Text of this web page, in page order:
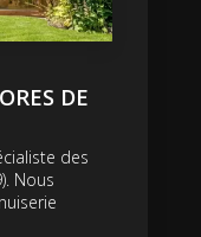
DE
des
Nous